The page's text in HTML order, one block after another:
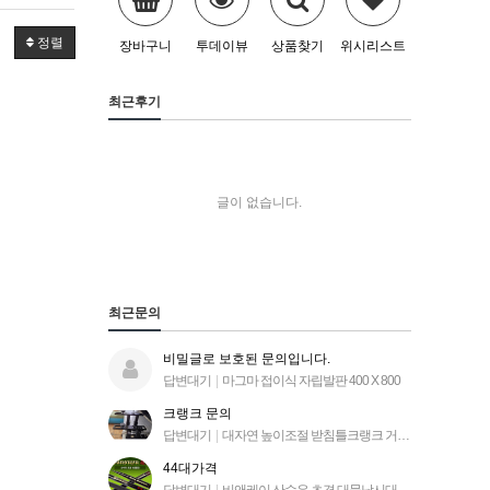
정렬 장바구니 투데이뷰 상품찾기 위시리스트
최근후기
글이 없습니다.
최근문의
비밀글로 보호된 문의입니다.
답변대기
마그마 접이식 자립발판 400 X 800
크랭크 문의
답변대기
대자연 높이조절 받침틀크랭크 거치대
44대가격